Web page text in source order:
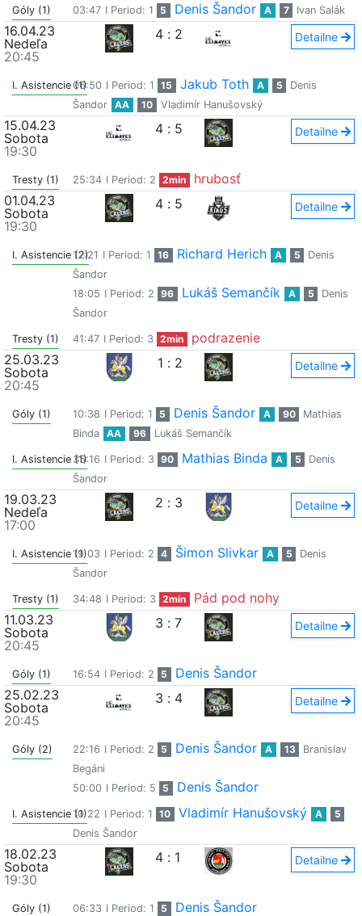
Góly (1) 03:47 I Period: 1 5 Denis Šandor A 7 Ivan Salák
16.04.23
Nedeľa
20:45
4 : 2 Detailne
I. Asistencie (1)06:50 I Period: 1 15 Jakub Toth A 5
Denis
Šandor
AA 10 Vladimír Hanušovský
15.04.23
Sobota
19:30
4 : 5 Detailne
Tresty (1) 25:34 I Period: 2 2min
hrubosť
01.04.23
Sobota
19:30
4 : 5 Detailne
I. Asistencie (2)
12:21 I Period: 1 16 Richard Herich A 5
Denis
Šandor
18:05 I Period: 2 96 Lukáš Semančík A 5
Denis
Šandor
Tresty (1) 41:47 I Period: 3 2min
podrazenie
25.03.23
Sobota
20:45
1 : 2 Detailne
Góly (1) 10:38 I Period: 1 5 Denis Šandor A 90
Mathias
Binda
AA 96 Lukáš Semančík
I. Asistencie (1)35:16 I Period: 3 90 Mathias Binda A 5
Denis
Šandor
19.03.23
Nedeľa
17:00
2 : 3 Detailne
I. Asistencie (1)19:03 I Period: 2 4 Šimon Slivkar A 5
Denis
Šandor
Tresty (1) 34:48 I Period: 3 2min
Pád pod nohy
11.03.23
Sobota
20:45
3 : 7 Detailne
Góly (1) 16:54 I Period: 2 5
Denis Šandor
25.02.23
Sobota
20:45
3 : 4 Detailne
Góly (2) 22:16 I Period: 2 5 Denis Šandor A 13
Branislav
Begáni
50:00 I Period: 5 5 Denis Šandor
I. Asistencie (1)10:22 I Period: 1 10 Vladimír Hanušovský A
5
Denis Šandor
18.02.23
Sobota
19:30
4 : 1 Detailne
Góly (1) 06:33 I Period: 1 5 Denis Šandor